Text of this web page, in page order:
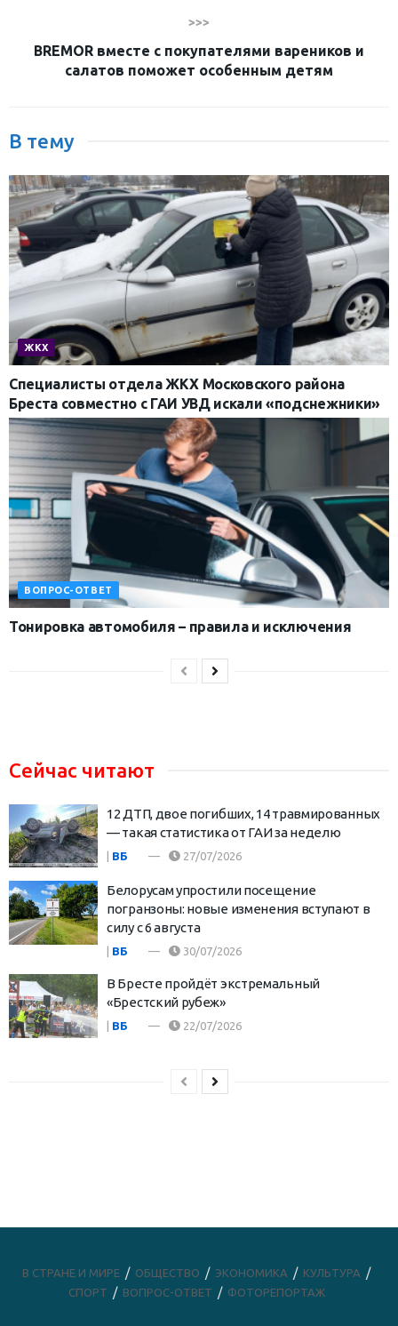
>>>
BREMOR вместе с покупателями вареников и
салатов поможет особенным детям
В тему
ЖКХ
Специалисты отдела ЖКХ Московского района
Бреста совместно с ГАИ УВД искали «подснежники»
ВОПРОС-ОТВЕТ
Тонировка автомобиля – правила и исключения
Сейчас читают
12 ДТП, двое погибших, 14 травмированных
— такая статистика от ГАИ за неделю
| ВБ 27/07/2026
Белорусам упростили посещение
погранзоны: новые изменения вступают в
силу с 6 августа
ВБ 30/07/2026
В Бресте пройдёт экстремальный
«Брестский рубеж»
ВБ 22/07/2026
В СТРАНЕ И МИРЕ ОБЩЕСТВО ЭКОНОМИКА
КУЛЬТУРА
СПОРТ
ВОПРОС-ОТВЕТ ФОТОРЕПОРТАЖ